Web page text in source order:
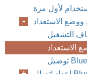
لأول مرة
ووضع الاستعداد
التشغيل
الاستعداد